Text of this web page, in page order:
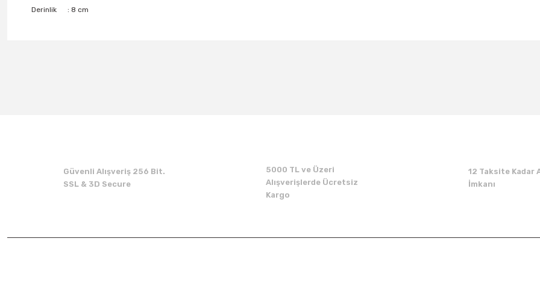
Derinlik : 8 cm
Güvenli Alışveriş 256 Bit.
SSL & 3D Secure
5000 TL ve Üzeri
Alışverişlerde Ücretsiz
Kargo
12 Taksite Kadar
İmkanı